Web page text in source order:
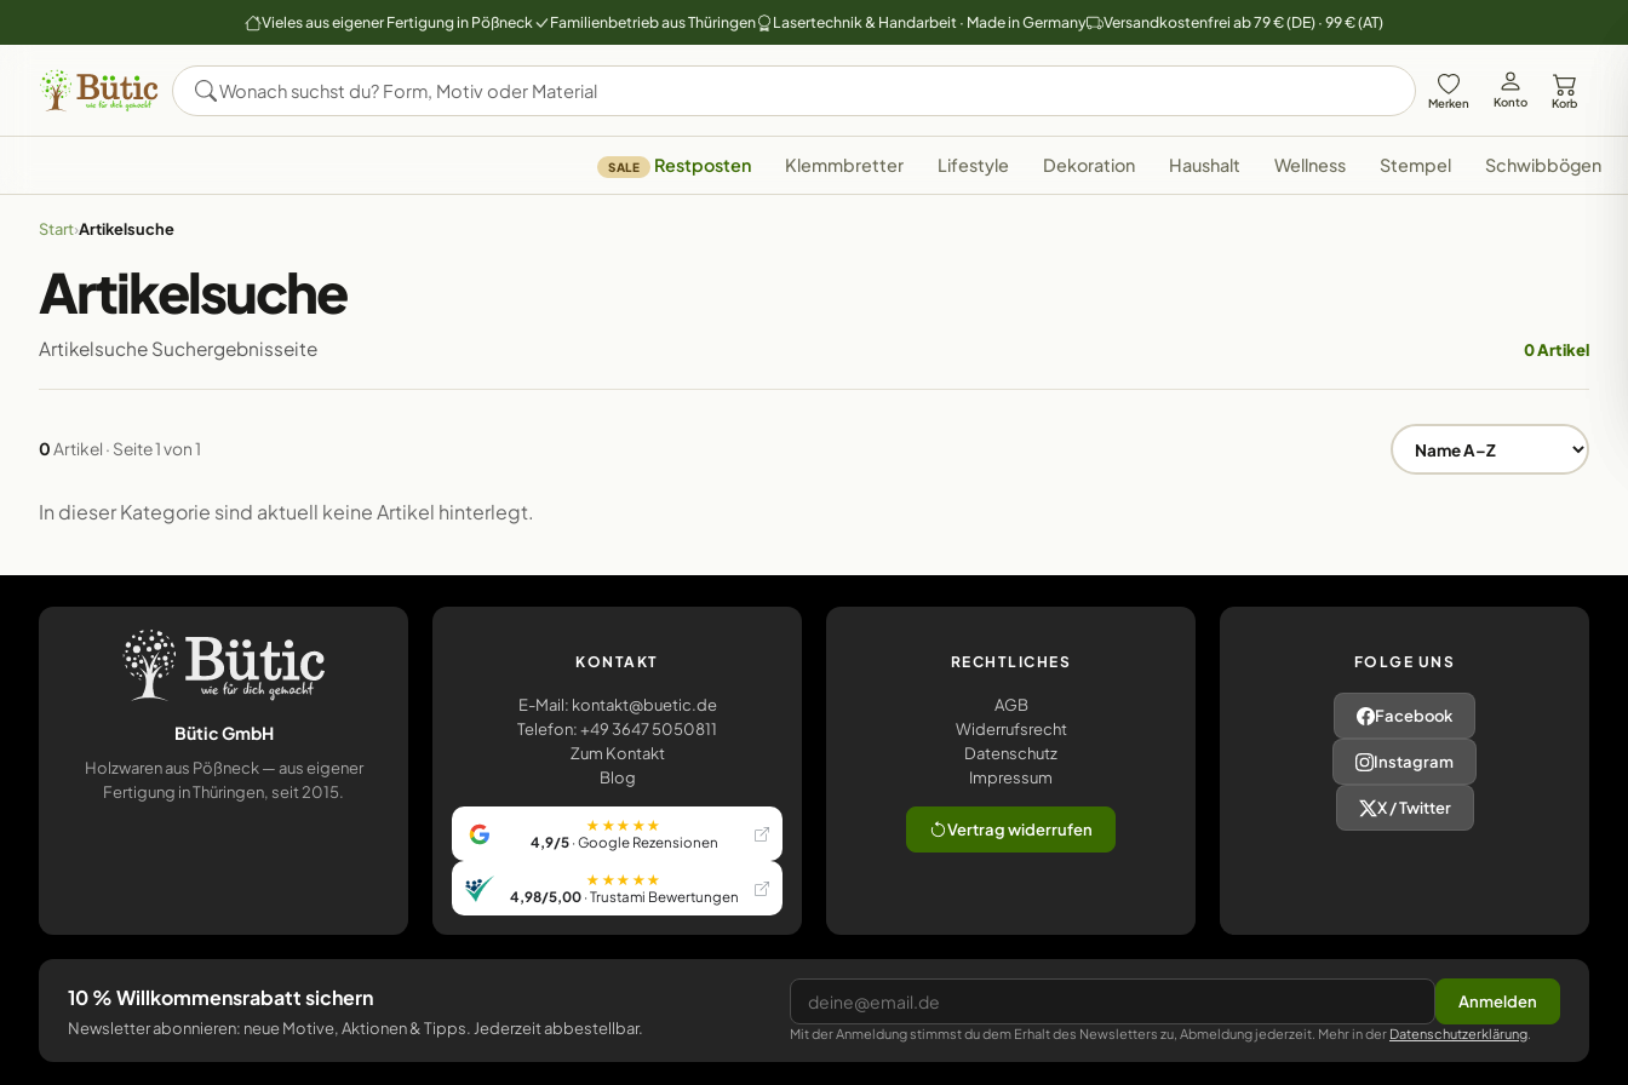
Vieles aus eigener Fertigung in Pößneck Familienbetrieb aus Thüringen Lasertechnik & Handarbeit · Made in Germany Versandkostenfrei ab 79 € (DE) · 99 € (AT)
Merken Konto Korb
SALE Restposten Klemmbretter Lifestyle Dekoration Haushalt Wellness Stempel Schwibbögen
Start›Artikelsuche
Artikelsuche
Artikelsuche Suchergebnisseite 0 Artikel
0Artikel · Seite 1 von 1
In dieser Kategorie sind aktuell keine Artikel hinterlegt.
Bütic GmbH
Holzwaren aus Pößneck — aus eigener
Fertigung in Thüringen, seit 2015.
KONTAKT
E-Mail: kontakt@buetic.de
Telefon: +49 3647 5050811
Zum Kontakt
Blog
★★★★★
4,9/5 · Google Rezensionen
★★★★★
4,98/5,00 · Trustami Bewertungen
RECHTLICHES
AGB
Widerrufsrecht
Datenschutz
Impressum
Vertrag widerrufen
FOLGE UNS
Facebook
Instagram
X / Twitter
10 % Willkommensrabatt sichern
Newsletter abonnieren: neue Motive, Aktionen & Tipps. Jederzeit abbestellbar.
Anmelden
Mit der Anmeldung stimmst du dem Erhalt des Newsletters zu, Abmeldung jederzeit. Mehr in der Datenschutzerklärung